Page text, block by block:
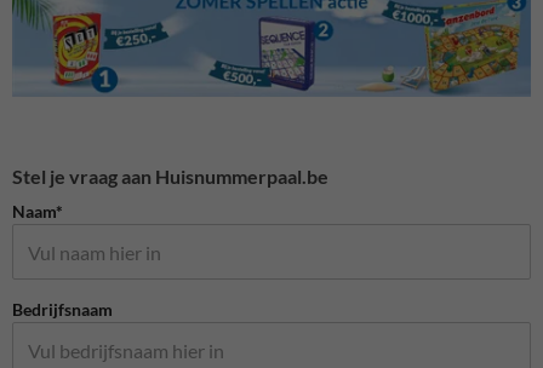
Stel je vraag aan Huisnummerpaal.be
Naam*
Bedrijfsnaam